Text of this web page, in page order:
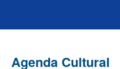
Agenda Cultural